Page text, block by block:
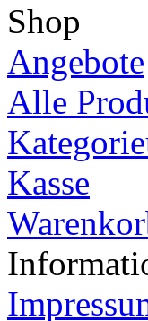
Shop
Angebote
Alle
Kasse